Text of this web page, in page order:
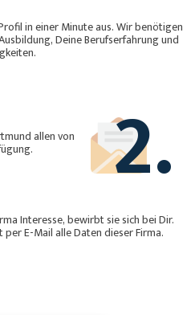
in einer Minute aus. Wir benötigen
Berufserfahrung und
2.
Interesse, bewirbt sie sich bei Dir.
per E-Mail alle Daten dieser Firma.